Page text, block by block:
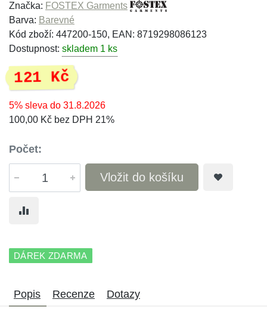
Značka: FOSTEX Garments
Barva: Barevné
Kód zboží: 447200-150, EAN: 8719298086123
Dostupnost: skladem 1 ks
121 Kč
5% sleva do 31.8.2026
100,00 Kč bez DPH 21%
Počet:
Vložit do košíku
DÁREK ZDARMA
Popis Recenze Dotazy